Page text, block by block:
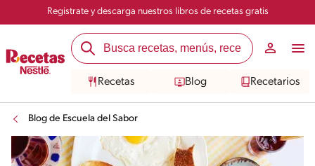
Registrate y descarga nuestros libros de recetas gratis
Recetas Blog Recetarios
Blog de Escuela del Sabor